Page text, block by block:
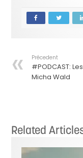
Précedent
#PODCAST:
Micha Wald
Related